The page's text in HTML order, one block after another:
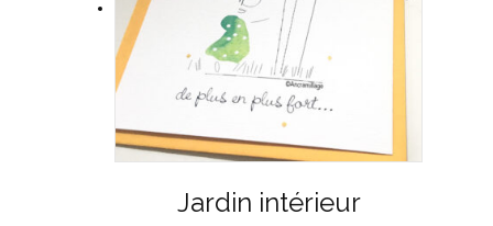
Jardin intérieur